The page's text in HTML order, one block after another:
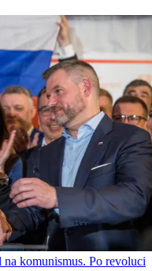
komunismus. Po revoluci